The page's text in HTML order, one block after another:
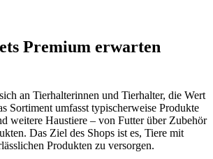
Premium erwarten
an Tierhalterinnen und Tierhalter, die Wert
Sortiment umfasst typischerweise Produkte
weitere Haustiere – von Futter über Zubehör
Das Ziel des Shops ist es, Tiere mit
Produkten zu versorgen.